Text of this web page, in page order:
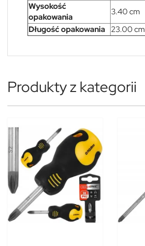
Wysokość
opakowania
3.40 cm
Długość opakowania
23.00 cm
Produkty z kategorii